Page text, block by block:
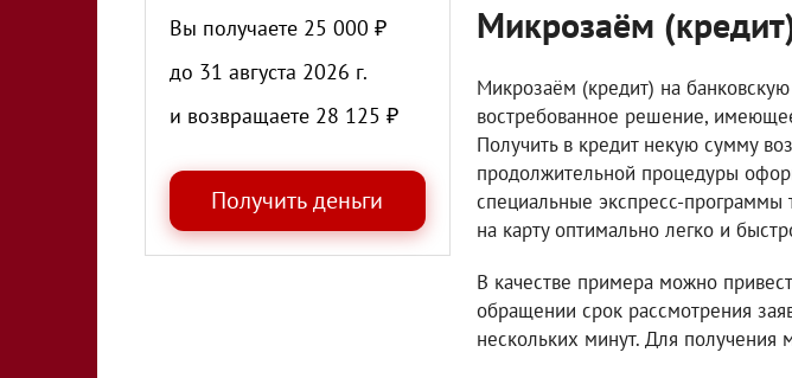
Вы получаете 25 000 ₽
до 31 августа 2026 г.
и возвращаете 28 125 ₽
Микрозаём
Микрозаём (кредит) на
востребованное решение,
Получить в кредит некую сумму
продолжительной процедуры
специальные экспресс-программы
на карту оптимально легко и
В качестве примера можно
обращении срок рассмотрения
нескольких минут. Для получения